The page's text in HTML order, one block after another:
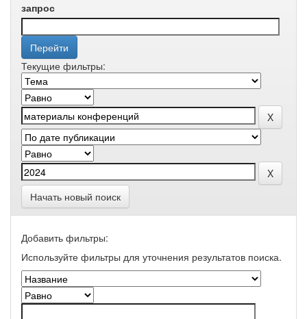
запрос
Текущие фильтры:
Начать новый поиск
Добавить фильтры:
Используйте фильтры для уточнения результатов поиска.